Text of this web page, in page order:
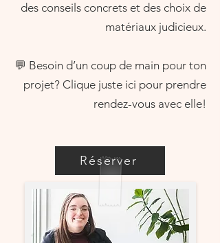
des conseils concrets et des choix de
matériaux judicieux.
💬 Besoin d’un coup de main pour ton
projet? Clique juste ici pour prendre
rendez-vous avec elle!
Réserver